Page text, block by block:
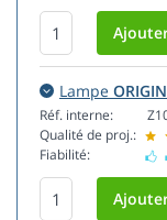
Lampe
Réf. interne:
Qualité de proj.:
Fiabilité: